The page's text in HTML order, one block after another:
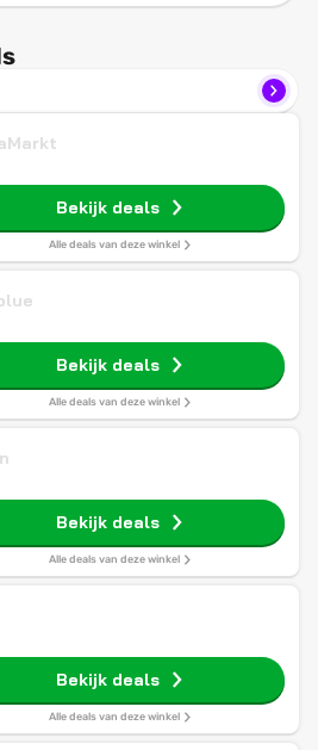
Bekijk deals
Alle deals van deze winkel
Bekijk deals
Alle deals van deze winkel
Bekijk deals
Alle deals van deze winkel
Bekijk deals
Alle deals van deze winkel